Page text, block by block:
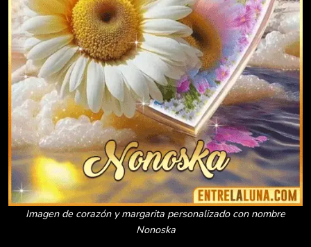
Imagen de corazón y margarita personalizado con nombre
Nonoska